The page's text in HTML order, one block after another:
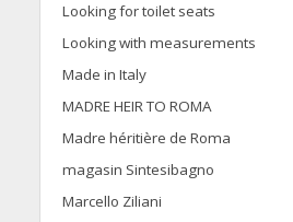
Looking for toilet seats
Looking with measurements
Made in Italy
MADRE HEIR TO ROMA
Madre héritière de Roma
magasin Sintesibagno
Marcello Ziliani